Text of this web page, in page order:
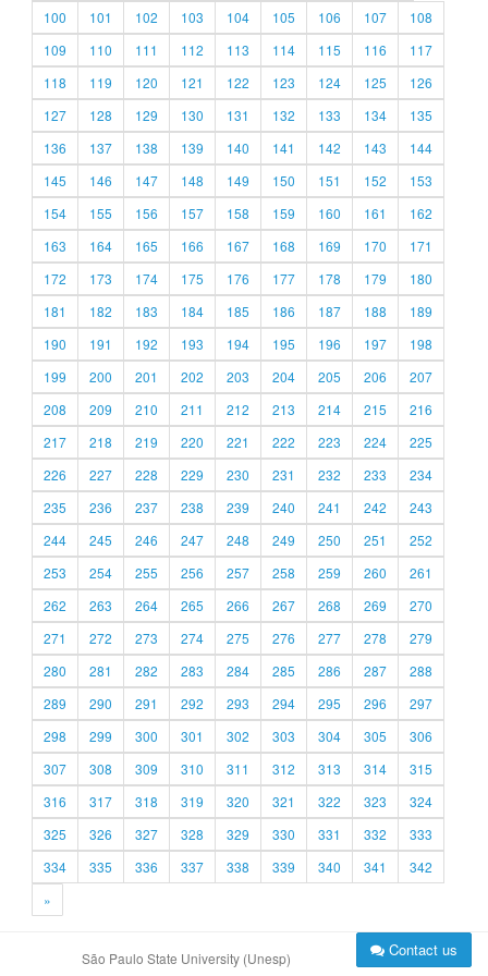
100 101 102 103 104 105 106 107
108
109
110 111 112 113 114 115 116
117
118
119 120 121 122 123 124 125
126
127
128 129 130 131 132 133 134
135
136
137 138 139 140 141 142 143
144
145
146 147 148 149 150 151 152
153
154
155 156 157 158 159 160 161
162
163
164 165 166 167 168 169 170
171
172
173 174 175 176 177 178 179
180
181
182 183 184 185 186 187 188
189
190
191 192 193 194 195 196 197
198
199
200 201 202 203 204 205 206
207
208
209 210 211 212 213 214 215
216
217
218 219 220 221 222 223 224
225
226
227 228 229 230 231 232 233
234
235
236 237 238 239 240 241 242
243
244
245 246 247 248 249 250 251
252
253
254 255 256 257 258 259 260
261
262
263 264 265 266 267 268 269
270
271
272 273 274 275 276 277 278
279
280
281 282 283 284 285 286 287
288
289
290 291 292 293 294 295 296
297
298
299 300 301 302 303 304 305
306
307
308 309 310 311 312 313 314
315
316
317 318 319 320 321 322 323
324
325
326 327 328 329 330 331 332
333
334
335 336 337 338 339 340 341
342
»
São Paulo State University (Unesp) Contact us